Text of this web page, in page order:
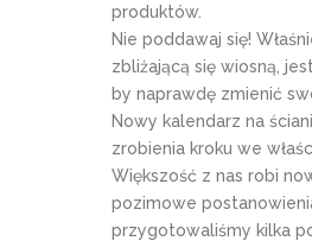
produktów.
Nie poddawaj się!
zbliżającą się wiosną,
by naprawdę zmienić
Nowy kalendarz na
zrobienia kroku we
Większość z nas robi
pozimowe
przygotowaliśmy kilka